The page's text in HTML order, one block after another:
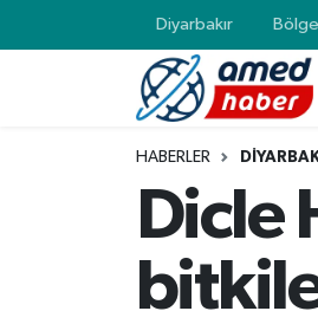
Diyarbakır Bölge
HABERLER
Dicle
Diyarbakır
Foto Galeri
Diyarbakır
Bilim & Teknoloji
Diyarbakır Nöbetçi
Diyarbakır Hava Durumu
Diyarbakır Namaz Vakitleri
Diyarbakır Trafik Yoğunluk